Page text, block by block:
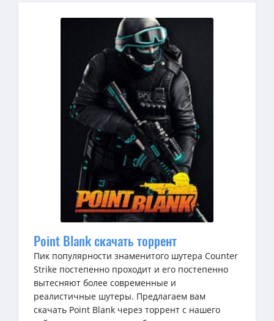
Point Blank скачать торрент
Пик популярности знаменитого шутера Counter
Strike постепенно проходит и его постепенно
вытесняют более современные и
реалистичные шутеры. Предлагаем вам
скачать Point Blank через торрент с нашего